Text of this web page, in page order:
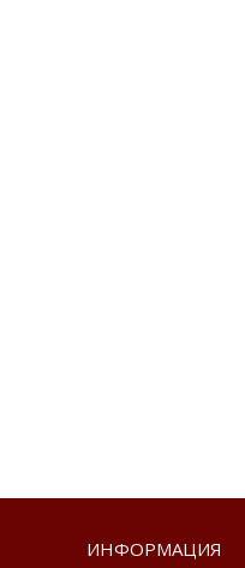
ИНФОРМАЦИЯ